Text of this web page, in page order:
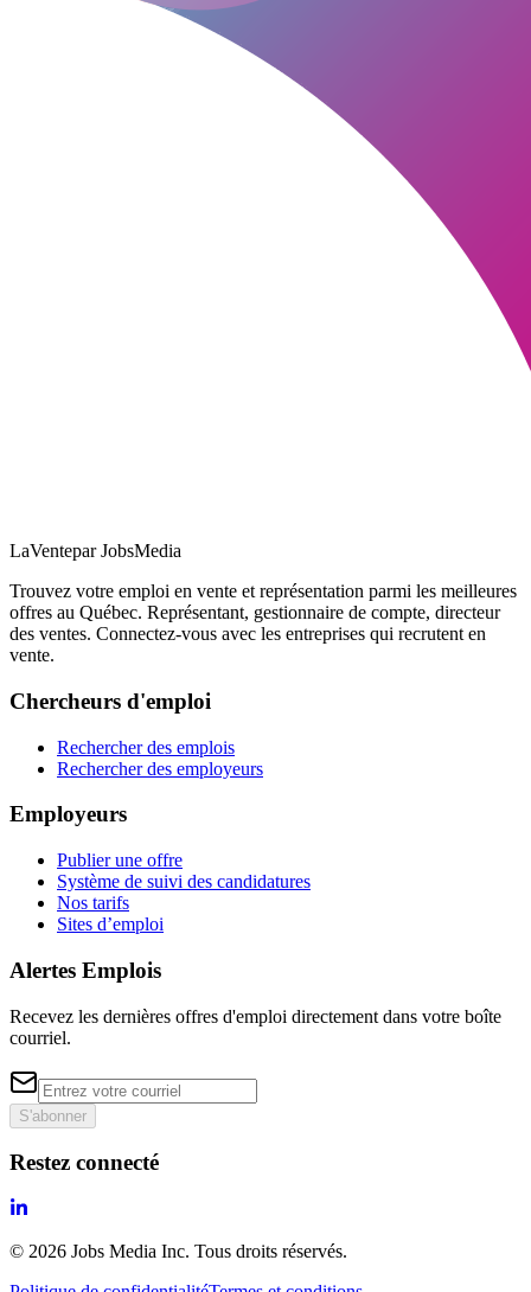
LaVentepar JobsMedia
Trouvez votre emploi en vente et représentation parmi les meilleures
offres au Québec. Représentant, gestionnaire de compte, directeur
des ventes. Connectez-vous avec les entreprises qui recrutent en
vente.
Chercheurs d'emploi
Rechercher des emplois
Rechercher des employeurs
Employeurs
Publier une offre
Système de suivi des candidatures
Nos tarifs
Sites d’emploi
Alertes Emplois
Recevez les dernières offres d'emploi directement dans votre boîte
courriel.
S'abonner
Restez connecté
© 2026 Jobs Media Inc. Tous droits réservés.